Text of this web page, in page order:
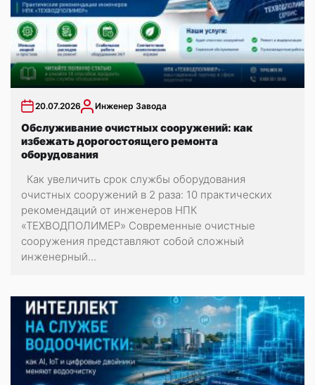
20.07.2026 Инженер Завода
Обслуживание очистных сооружений: как
избежать дорогостоящего ремонта
оборудования
Как увеличить срок службы оборудования
очистных сооружений в 2 раза: 10 практических
рекомендаций от инженеров НПК
«ТЕХВОДПОЛИМЕР» Современные очистные
сооружения представляют собой сложный
инженерный...